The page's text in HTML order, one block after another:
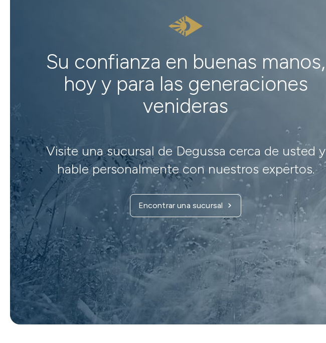
Su confianza en buenas manos,
hoy y para las generaciones
venideras
Visite una sucursal de Degussa cerca de usted y
hable personalmente con nuestros expertos.
Encontrar una sucursal